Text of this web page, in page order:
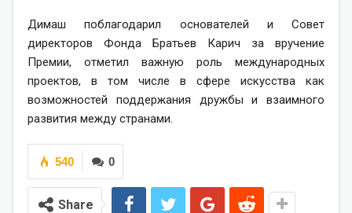
Димаш поблагодарил основателей и Совет
директоров Фонда Братьев Карич за вручение
Премии, отметил важную роль международных
проектов, в том числе в сфере искусства как
возможностей поддержания дружбы и взаимного
развития между странами.
0
540
Share